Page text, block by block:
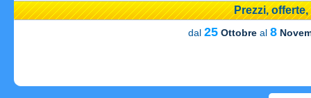
Prezzi,
dal 25 Ottobre al 8